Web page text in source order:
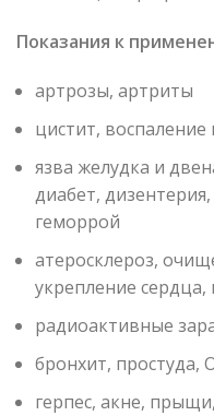
Показания к
артрозы, артриты
цистит, воспаление
язва желудка и
диабет,
геморрой
атеросклероз,
укрепление
радиоактивные
бронхит, простуда,
герпес, акне,